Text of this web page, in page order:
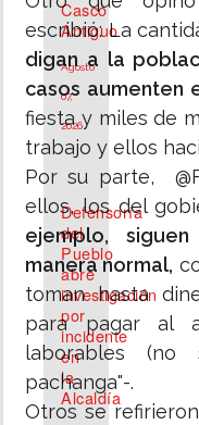
Casco
Antiguo
Agosto
07,
2026
Defensoría
del
Pueblo
abre
investigación
por
incidente
en
la
Alcaldía
escribió: La
digan a la
casos aumenten
fiesta y miles de
trabajo y ellos
Por su parte,
ellos, los del
ejemplo,
manera normal,
toman hasta
para pagar al
laborables
pachanga"-.
Otros se